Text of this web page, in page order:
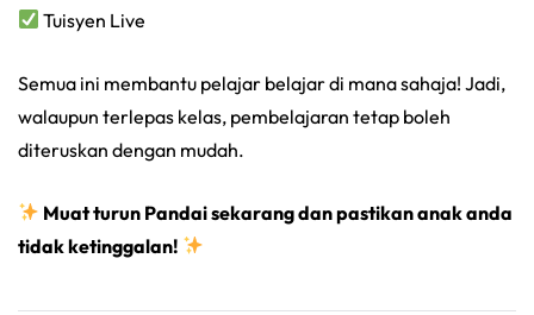
Tuisyen Live
Semua ini membantu pelajar belajar di mana sahaja! Jadi,
walaupun terlepas kelas, pembelajaran tetap boleh
diteruskan dengan mudah.
Muat turun Pandai sekarang dan pastikan anak anda
tidak ketinggalan!